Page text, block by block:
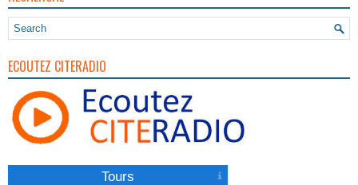
ECOUTEZ CITERADIO
Tours